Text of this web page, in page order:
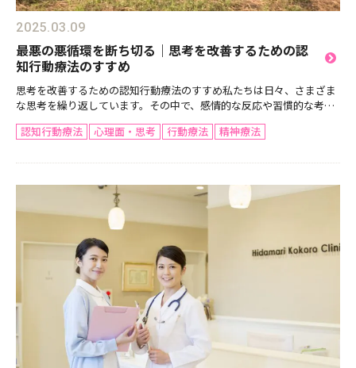
2025.03.09
最悪の悪循環を断ち切る｜思考を改善するための認
知行動療法のすすめ
思考を改善するための認知行動療法のすすめ私たちは日々、さまざま
な思考を繰り返しています。その中で、感情的な反応や習慣的な考え
方が強化されることがあります。特にストレスや不安を感じると、否
定的な思考が強まり、「最悪の結果になるのではないか」と...
認知行動療法 心理面・思考 行動療法 精神療法